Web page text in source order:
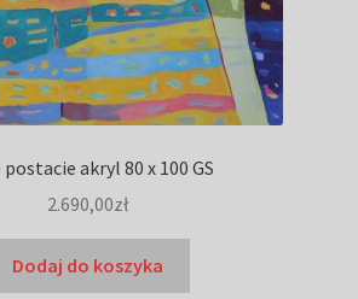
Rozwiń
menu
potomne
postacie akryl 80 x 100 GS
2.690,00zł
Dodaj do koszyka